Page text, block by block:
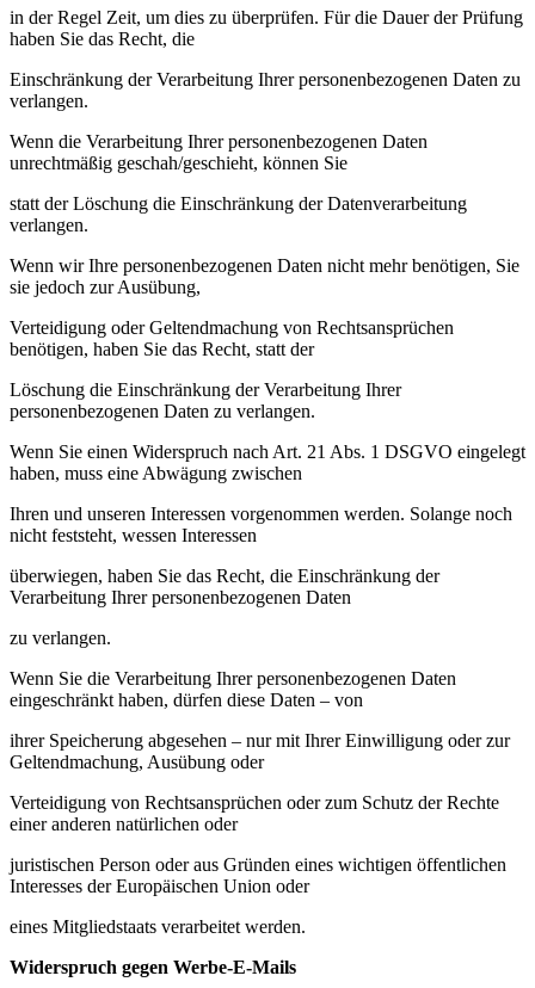
in der Regel Zeit, um dies zu überprüfen. Für die Dauer der Prüfung
haben Sie das Recht, die
Einschränkung der Verarbeitung Ihrer personenbezogenen Daten zu
verlangen.
Wenn die Verarbeitung Ihrer personenbezogenen Daten
unrechtmäßig geschah/geschieht, können Sie
statt der Löschung die Einschränkung der Datenverarbeitung
verlangen.
Wenn wir Ihre personenbezogenen Daten nicht mehr benötigen, Sie
sie jedoch zur Ausübung,
Verteidigung oder Geltendmachung von Rechtsansprüchen
benötigen, haben Sie das Recht, statt der
Löschung die Einschränkung der Verarbeitung Ihrer
personenbezogenen Daten zu verlangen.
Wenn Sie einen Widerspruch nach Art. 21 Abs. 1 DSGVO eingelegt
haben, muss eine Abwägung zwischen
Ihren und unseren Interessen vorgenommen werden. Solange noch
nicht feststeht, wessen Interessen
überwiegen, haben Sie das Recht, die Einschränkung der
Verarbeitung Ihrer personenbezogenen Daten
zu verlangen.
Wenn Sie die Verarbeitung Ihrer personenbezogenen Daten
eingeschränkt haben, dürfen diese Daten – von
ihrer Speicherung abgesehen – nur mit Ihrer Einwilligung oder zur
Geltendmachung, Ausübung oder
Verteidigung von Rechtsansprüchen oder zum Schutz der Rechte
einer anderen natürlichen oder
juristischen Person oder aus Gründen eines wichtigen öffentlichen
Interesses der Europäischen Union oder
eines Mitgliedstaats verarbeitet werden.
Widerspruch gegen Werbe-E-Mails